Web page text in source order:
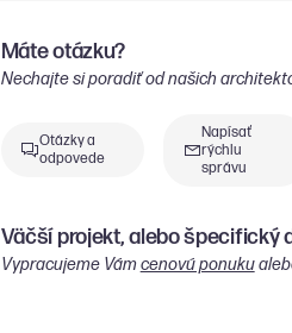
Máte otázku?
Nechajte si poradiť od našich
Otázky a
odpovede
Napísať
rýchlu
správu
Väčší projekt, alebo špecifický
Vypracujeme Vámcenovú ponuku